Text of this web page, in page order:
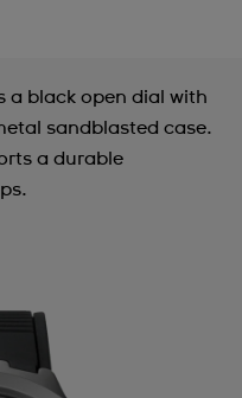
a black open dial with
sandblasted case.
a durable